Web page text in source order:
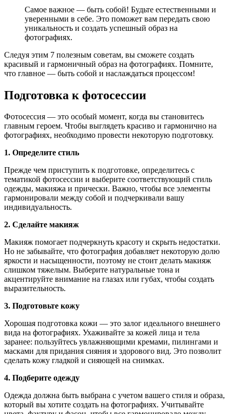
Самое важное — быть собой! Будьте естественными и
уверенными в себе. Это поможет вам передать свою
уникальность и создать успешный образ на
фотографиях.
Следуя этим 7 полезным советам, вы сможете создать
красивый и гармоничный образ на фотографиях. Помните,
что главное — быть собой и наслаждаться процессом!
Подготовка к фотосессии
Фотосессия — это особый момент, когда вы становитесь
главным героем. Чтобы выглядеть красиво и гармонично на
фотографиях, необходимо провести некоторую подготовку.
1. Определите стиль
Прежде чем приступить к подготовке, определитесь с
тематикой фотосессии и выберите соответствующий стиль
одежды, макияжа и прически. Важно, чтобы все элементы
гармонировали между собой и подчеркивали вашу
индивидуальность.
2. Сделайте макияж
Макияж помогает подчеркнуть красоту и скрыть недостатки.
Но не забывайте, что фотография добавляет некоторую долю
яркости и насыщенности, поэтому не стоит делать макияж
слишком тяжелым. Выберите натуральные тона и
акцентируйте внимание на глазах или губах, чтобы создать
выразительность.
3. Подготовьте кожу
Хорошая подготовка кожи — это залог идеального внешнего
вида на фотографиях. Ухаживайте за кожей лица и тела
заранее: пользуйтесь увлажняющими кремами, пилингами и
масками для придания сияния и здорового вид. Это позволит
сделать кожу гладкой и сияющей на снимках.
4. Подберите одежду
Одежда должна быть выбрана с учетом вашего стиля и образа,
который вы хотите создать на фотографиях. Учитывайте